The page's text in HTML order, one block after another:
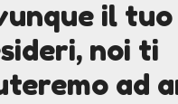
il
noi ti
ad